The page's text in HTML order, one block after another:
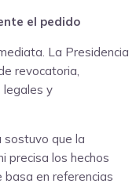
el pedido
La Presidencia
revocatoria,
legales y
sostuvo que la
precisa los hechos
basa en referencias